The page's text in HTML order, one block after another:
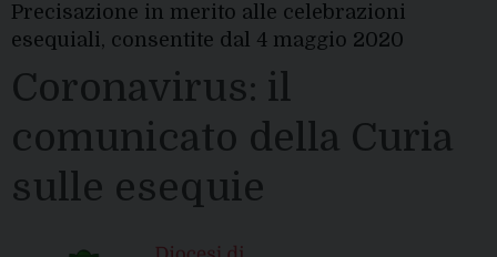
Precisazione in merito alle celebrazioni
esequiali, consentite dal 4 maggio 2020
Coronavirus: il
comunicato della Curia
sulle esequie